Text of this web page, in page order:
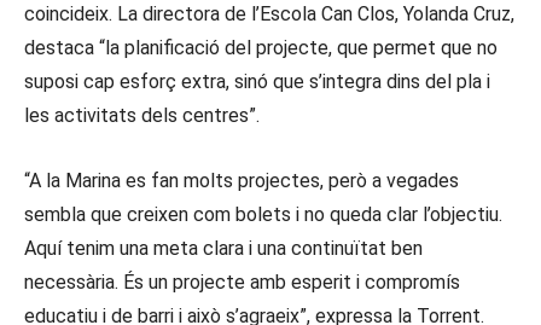
coincideix. La directora de l’Escola Can Clos, Yolanda Cruz,
destaca “la planificació del projecte, que permet que no
suposi cap esforç extra, sinó que s’integra dins del pla i
les activitats dels centres”.
“A la Marina es fan molts projectes, però a vegades
sembla que creixen com bolets i no queda clar l’objectiu.
Aquí tenim una meta clara i una continuïtat ben
necessària. És un projecte amb esperit i compromís
educatiu i de barri i això s’agraeix”, expressa la Torrent.